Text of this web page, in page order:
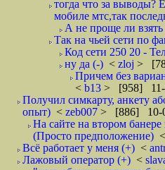
тогда что за выводы?
мобиле мтс,так
А не проще ли
Так на чьей сети по
Код сети 250 20 -
ну да (-) < zloj >
Причем без
< b13 > [958] 11-
Получил симкарту, анкету
опыт) < zeb007 > [886] 10-
На сайте на втором
(Просто предположение) <
Всё работает у меня (+) <
Лажовый оператор (+) <